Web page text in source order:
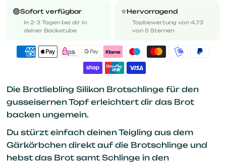
🟢Sofort verfügbar
In 2-3 Tagen bei dir in
deiner Backstube
⭐️Hervorragend
Topbewertung von 4,73
von 5 Sternen
Die Brotliebling Silikon Brotschlinge für den
gusseisernen Topf erleichtert dir das Brot
backen ungemein.
Du stürzt einfach deinen Teigling aus dem
Gärkörbchen direkt auf die Brotschlinge und
hebst das Brot samt Schlinge in den